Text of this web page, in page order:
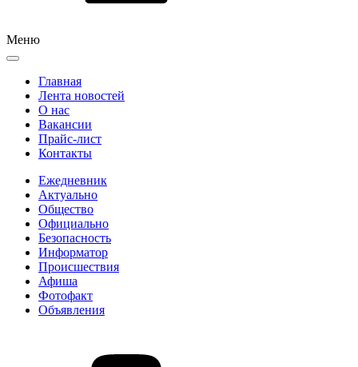
Меню
Главная
Лента новостей
О нас
Вакансии
Прайс-лист
Контакты
Ежедневник
Актуально
Общество
Официально
Безопасность
Информатор
Происшествия
Афиша
Фотофакт
Объявления